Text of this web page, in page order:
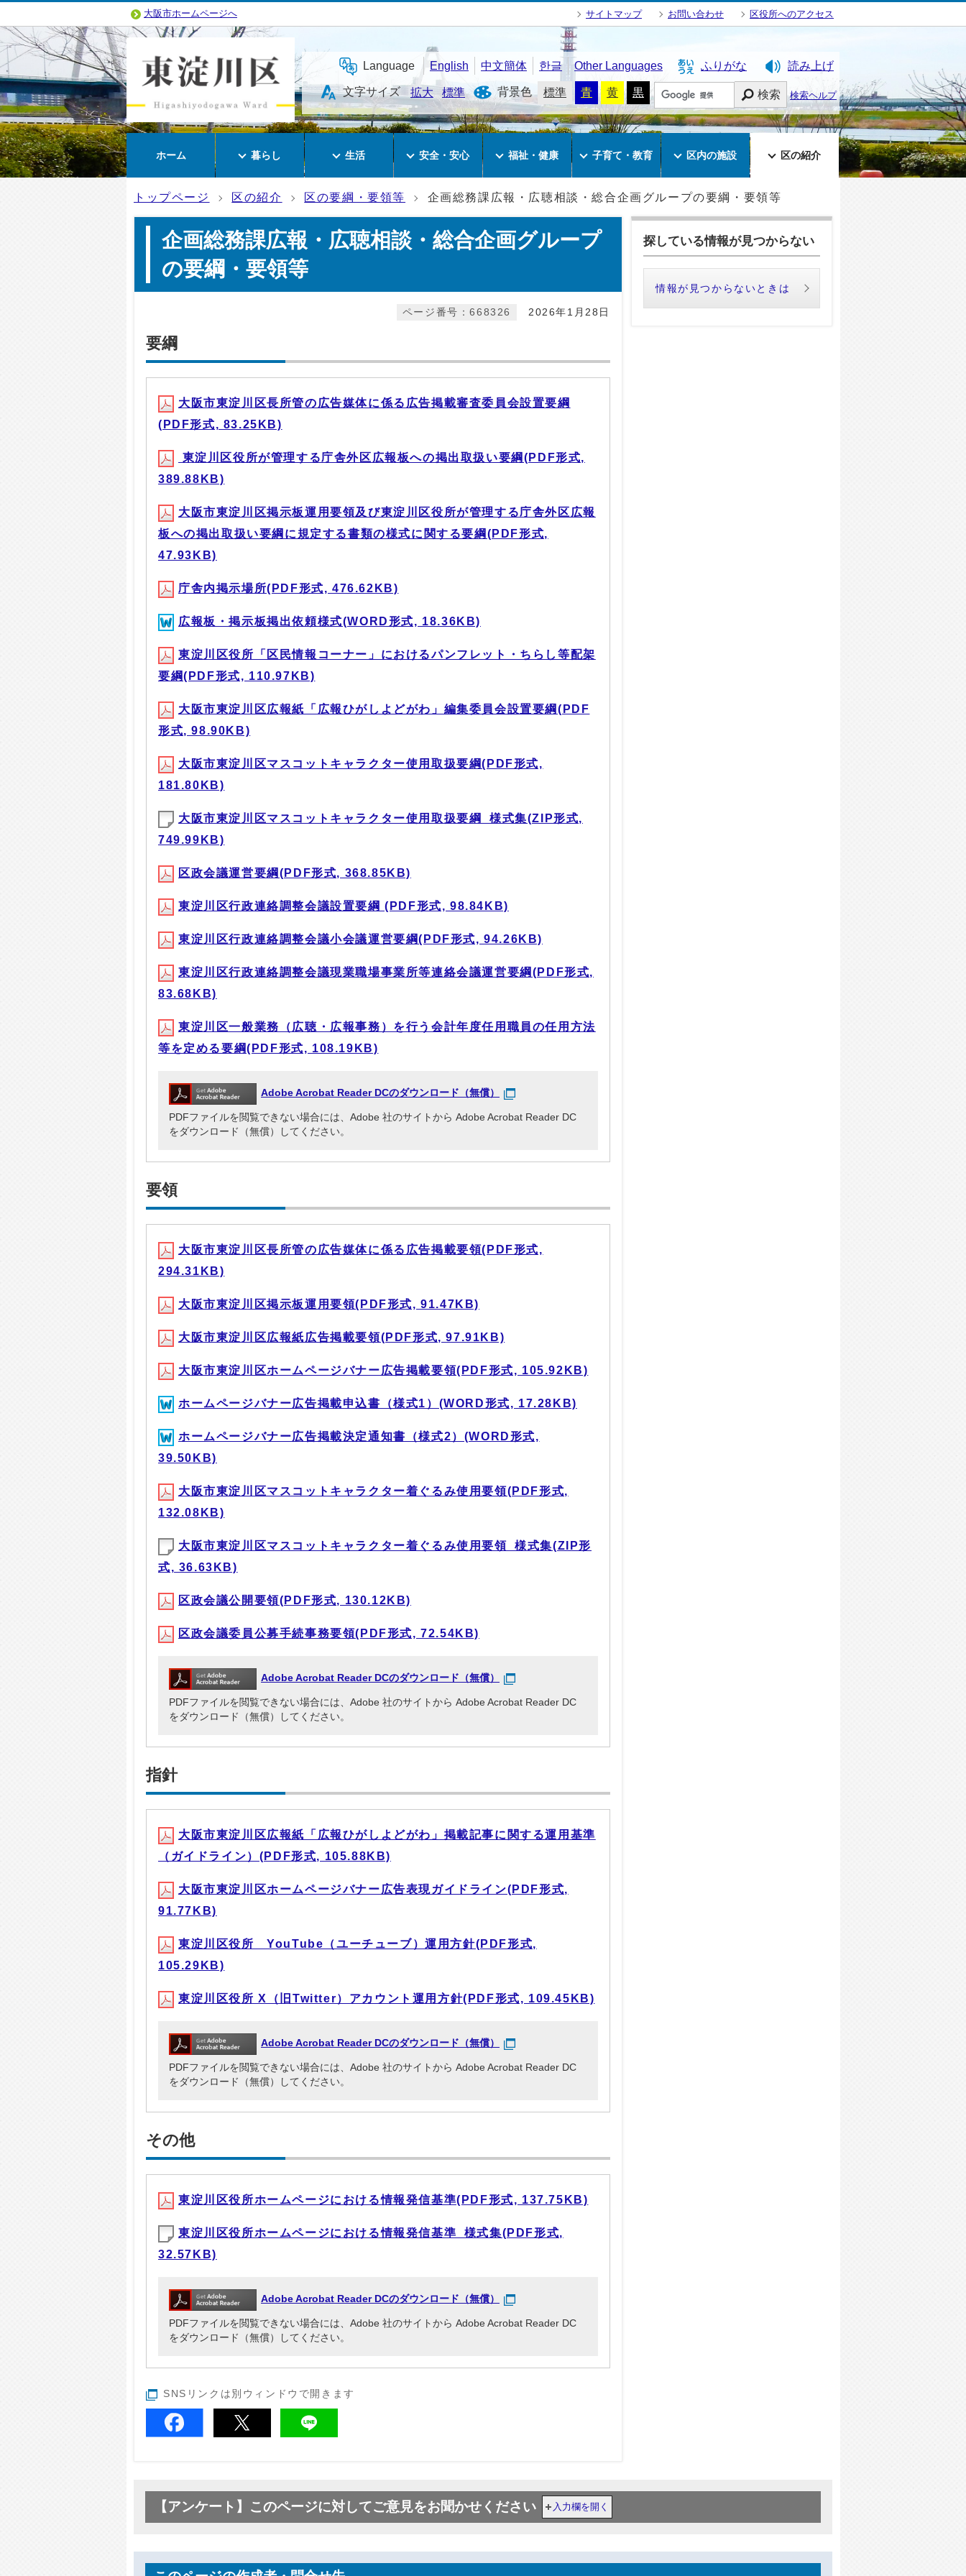
大阪市ホームページへ サイトマップ お問い合わせ 区役所へのアクセス
Language English 中文簡体 한글 Other Languages ふりがな 読み上げ
文字サイズ 拡大 標準 背景色 標準 青 黄 黒 検索 検索ヘルプ
ホーム 暮らし 生活 安全・安心 福祉・健康 子育て・教育 区内の施設 区の紹介
トップページ 区の紹介 区の要綱・要領等 企画総務課広報・広聴相談・総合企画グループの要綱・要領等
企画総務課広報・広聴相談・総合企画グループ
の要綱・要領等
2026年1月28日
ページ番号：668326
要綱
大阪市東淀川区長所管の広告媒体に係る広告掲載審査委員会設置要綱
(PDF形式, 83.25KB)
東淀川区役所が管理する庁舎外区広報板への掲出取扱い要綱(PDF形式,
389.88KB)
大阪市東淀川区掲示板運用要領及び東淀川区役所が管理する庁舎外区広報
板への掲出取扱い要綱に規定する書類の様式に関する要綱(PDF形式,
47.93KB)
庁舎内掲示場所(PDF形式, 476.62KB)
広報板・掲示板掲出依頼様式(WORD形式, 18.36KB)
東淀川区役所「区民情報コーナー」におけるパンフレット・ちらし等配架
要綱(PDF形式, 110.97KB)
大阪市東淀川区広報紙「広報ひがしよどがわ」編集委員会設置要綱(PDF
形式, 98.90KB)
大阪市東淀川区マスコットキャラクター使用取扱要綱(PDF形式,
181.80KB)
大阪市東淀川区マスコットキャラクター使用取扱要綱_様式集(ZIP形式,
749.99KB)
区政会議運営要綱(PDF形式, 368.85KB)
東淀川区行政連絡調整会議設置要綱 (PDF形式, 98.84KB)
東淀川区行政連絡調整会議小会議運営要綱(PDF形式, 94.26KB)
東淀川区行政連絡調整会議現業職場事業所等連絡会議運営要綱(PDF形式,
83.68KB)
東淀川区一般業務（広聴・広報事務）を行う会計年度任用職員の任用方法
等を定める要綱(PDF形式, 108.19KB)
Adobe Acrobat Reader DCのダウンロード（無償）
PDFファイルを閲覧できない場合には、Adobe 社のサイトから Adobe Acrobat Reader DC
をダウンロード（無償）してください。
要領
大阪市東淀川区長所管の広告媒体に係る広告掲載要領(PDF形式,
294.31KB)
大阪市東淀川区掲示板運用要領(PDF形式, 91.47KB)
大阪市東淀川区広報紙広告掲載要領(PDF形式, 97.91KB)
大阪市東淀川区ホームページバナー広告掲載要領(PDF形式, 105.92KB)
ホームページバナー広告掲載申込書（様式1）(WORD形式, 17.28KB)
ホームページバナー広告掲載決定通知書（様式2）(WORD形式,
39.50KB)
大阪市東淀川区マスコットキャラクター着ぐるみ使用要領(PDF形式,
132.08KB)
大阪市東淀川区マスコットキャラクター着ぐるみ使用要領_様式集(ZIP形
式, 36.63KB)
区政会議公開要領(PDF形式, 130.12KB)
区政会議委員公募手続事務要領(PDF形式, 72.54KB)
Adobe Acrobat Reader DCのダウンロード（無償）
PDFファイルを閲覧できない場合には、Adobe 社のサイトから Adobe Acrobat Reader DC
をダウンロード（無償）してください。
指針
大阪市東淀川区広報紙「広報ひがしよどがわ」掲載記事に関する運用基準
（ガイドライン）(PDF形式, 105.88KB)
大阪市東淀川区ホームページバナー広告表現ガイドライン(PDF形式,
91.77KB)
東淀川区役所 YouTube（ユーチューブ）運用方針(PDF形式,
105.29KB)
東淀川区役所 X（旧Twitter）アカウント運用方針(PDF形式, 109.45KB)
Adobe Acrobat Reader DCのダウンロード（無償）
PDFファイルを閲覧できない場合には、Adobe 社のサイトから Adobe Acrobat Reader DC
をダウンロード（無償）してください。
その他
東淀川区役所ホームページにおける情報発信基準(PDF形式, 137.75KB)
東淀川区役所ホームページにおける情報発信基準_様式集(PDF形式,
32.57KB)
Adobe Acrobat Reader DCのダウンロード（無償）
PDFファイルを閲覧できない場合には、Adobe 社のサイトから Adobe Acrobat Reader DC
をダウンロード（無償）してください。
SNSリンクは別ウィンドウで開きます
探している情報が見つからない
情報が見つからないときは
【アンケート】このページに対してご意見をお聞かせください 入力欄を開く